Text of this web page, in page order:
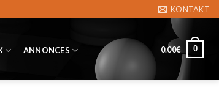
KONTAKT
ANNONCES 0.00€ 0